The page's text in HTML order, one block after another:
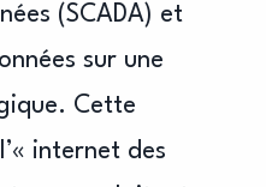
(SCADA) et
sur une
Cette
internet des